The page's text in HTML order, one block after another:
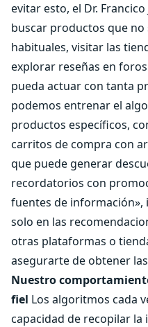
evitar esto, el Dr.
buscar productos que no
habituales, visitar las
explorar reseñas en
pueda actuar con tanta
podemos entrenar el
productos específicos,
carritos de compra con
que puede generar
recordatorios con
fuentes de información»,
solo en las
otras plataformas o
asegurarte de obtener
Nuestro
fiel Los algoritmos cada
capacidad de recopilar